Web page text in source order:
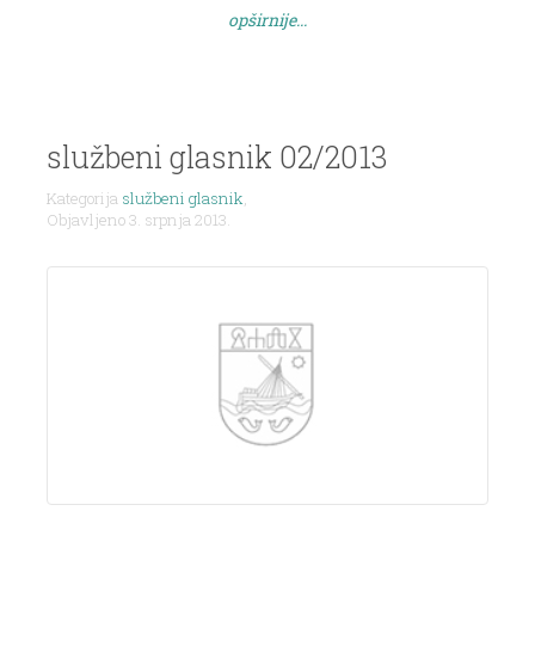
opširnije...
službeni glasnik 02/2013
Kategorija službeni glasnik
Objavljeno 3. srpnja 2013.